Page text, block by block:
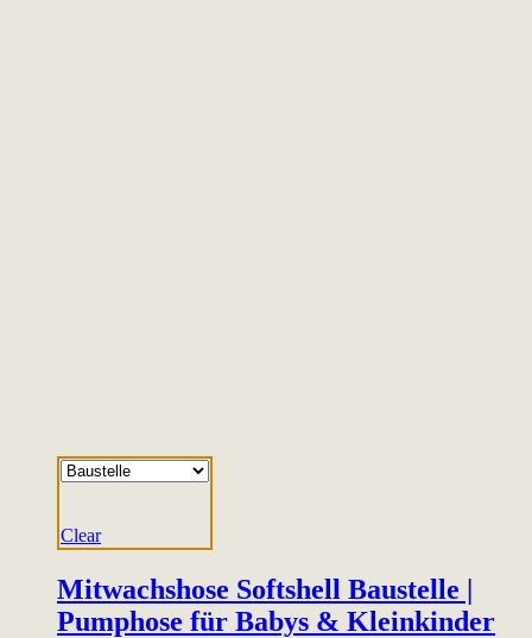
Clear
Mitwachshose Softshell Baustelle |
Pumphose für Babys & Kleinkinder